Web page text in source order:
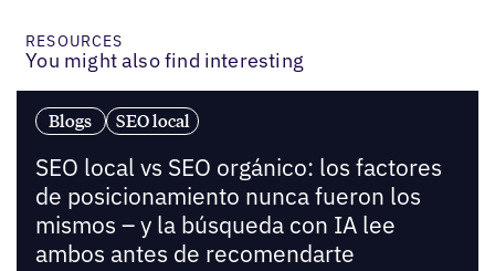
RESOURCES
You might also find interesting
Blogs SEO local
SEO local vs SEO orgánico: los factores
de posicionamiento nunca fueron los
mismos – y la búsqueda con IA lee
ambos antes de recomendarte